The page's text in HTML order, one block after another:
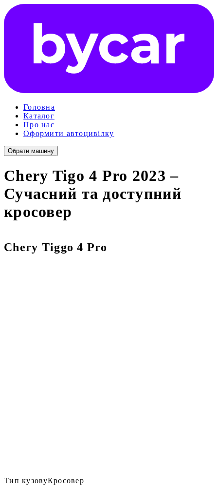
Головна
Каталог
Про нас
Оформити автоцивілку
Обрати машину
Chery Tigo 4 Pro 2023 –
Сучасний та доступний
кросовер
Chery Tiggo 4 Pro
Тип кузовуКросовер